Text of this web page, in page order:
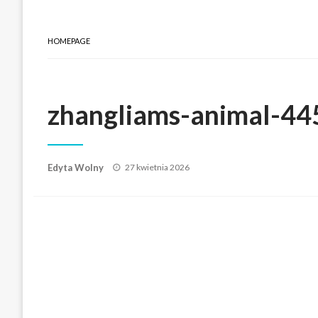
HOMEPAGE
zhangliams-animal-
Edyta Wolny
Posted
27 kwietnia 2026